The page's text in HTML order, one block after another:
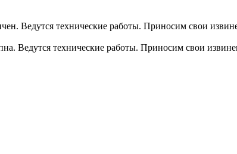
Ведутся технические работы. Приносим свои
Ведутся технические работы. Приносим свои